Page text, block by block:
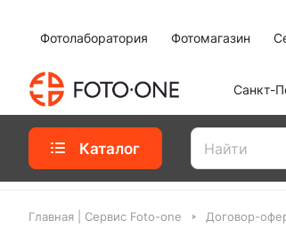
Фотолаборатория Фотомагазин
Санкт-
Каталог
Главная | Сервис Foto-one Договор-